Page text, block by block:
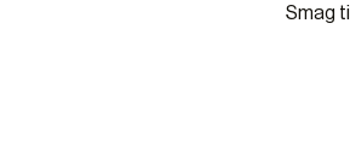
Smag